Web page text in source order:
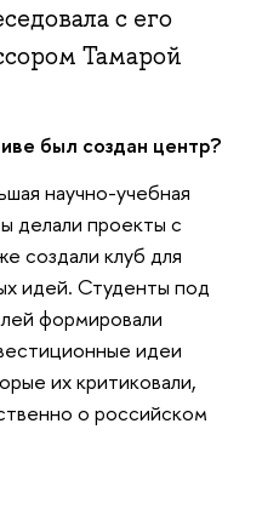
с его
Тамарой
был создан центр?
научно-учебная
делали проекты с
создали клуб для
идей. Студенты под
формировали
идеи
их критиковали,
о российском